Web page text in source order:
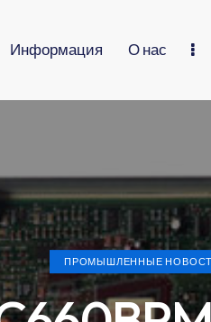
Информация О нас
ПРОМЫШЛЕННЫЕ